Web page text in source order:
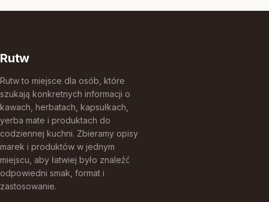
Rutw
Rutw to miejsce dla osób, które
szukają konkretnych informacji o
kawach, herbatach, kapsułkach,
yerba mate i produktach do
codziennej kuchni. Zbieramy opisy
marek i produktów w jednym
miejscu, aby łatwiej było znaleźć
odpowiedni smak, format i
zastosowanie.